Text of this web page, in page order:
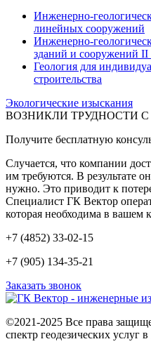
Инженерно-
линейных сооружений
Инженерно-
зданий и сооружений II
Геология для
строительства
Экологические изыскания
ВОЗНИКЛИ ТРУДНОСТИ
Получите бесплатную
Случается, что компании
им требуются. В результате
нужно. Это приводит к
Специалист ГК Вектор
которая необходима в вашем
+7 (4852) 33-02-15
+7 (905) 134-35-21
Заказать звонок
©2021-2025 Все права
спектр геодезических услуг